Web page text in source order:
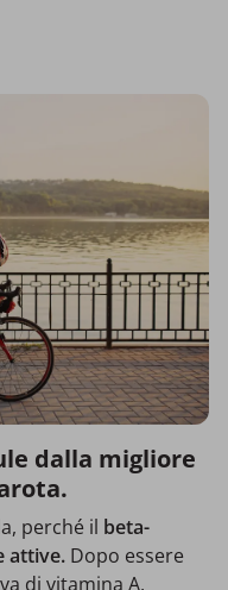
dalla migliore
perché il beta-
attive. Dopo essere
di vitamina A,